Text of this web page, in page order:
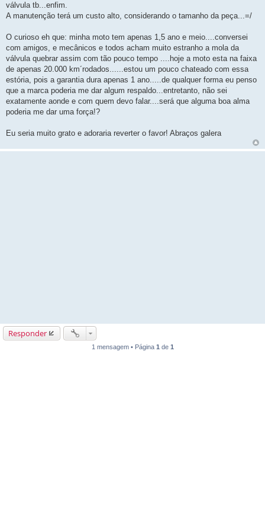
válvula tb...enfim.
A manutenção terá um custo alto, considerando o tamanho da peça...=/
O curioso eh que: minha moto tem apenas 1,5 ano e meio....conversei
com amigos, e mecânicos e todos acham muito estranho a mola da
válvula quebrar assim com tão pouco tempo ....hoje a moto esta na faixa
de apenas 20.000 km´rodados......estou um pouco chateado com essa
estória, pois a garantia dura apenas 1 ano.....de qualquer forma eu penso
que a marca poderia me dar algum respaldo...entretanto, não sei
exatamente aonde e com quem devo falar....será que alguma boa alma
poderia me dar uma força!?
Eu seria muito grato e adoraria reverter o favor! Abraços galera
Responder
1 mensagem • Página 1 de 1